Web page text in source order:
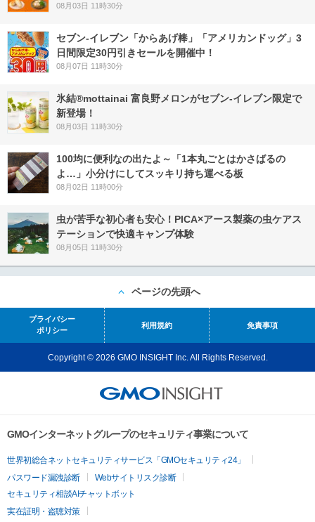
08月03日 11時30分
セブン‐イレブン「からあげ棒」「アメリカンドッグ」3
日間限定30円引きセールを開催中！
08月07日 11時30分
氷結®mottainai 富良野メロンがセブン‐イレブン限定で
新登場！
08月03日 11時30分
100均に便利なの出たよ～「1本丸ごとはかさばるの
よ…」小分けにしてスッキリ持ち運べる板
08月02日 11時00分
虫が苦手な初心者も安心！PICA×アース製薬の虫ケアス
テーションで快適キャンプ体験
08月05日 11時30分
ページの先頭へ
プライバシー
ポリシー
利用規約 免責事項
Copyright © 2026 GMO INSIGHT Inc. All Rights Reserved.
GMOインターネットグループのセキュリティ事業について
世界初総合ネットセキュリティサービス「GMOセキュリティ24」
パスワード漏洩診断
Webサイトリスク診断
セキュリティ相談AIチャットボット
実在証明・盗聴対策